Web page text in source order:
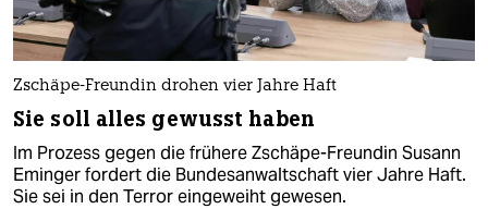
Zschäpe-Freundin drohen vier Jahre Haft
Sie soll alles gewusst haben
Im Prozess gegen die frühere Zschäpe-Freundin Susann
Eminger fordert die Bundesanwaltschaft vier Jahre Haft.
Sie sei in den Terror eingeweiht gewesen.